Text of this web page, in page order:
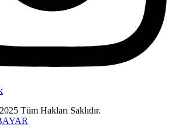
Tüm Hakları Saklıdır.